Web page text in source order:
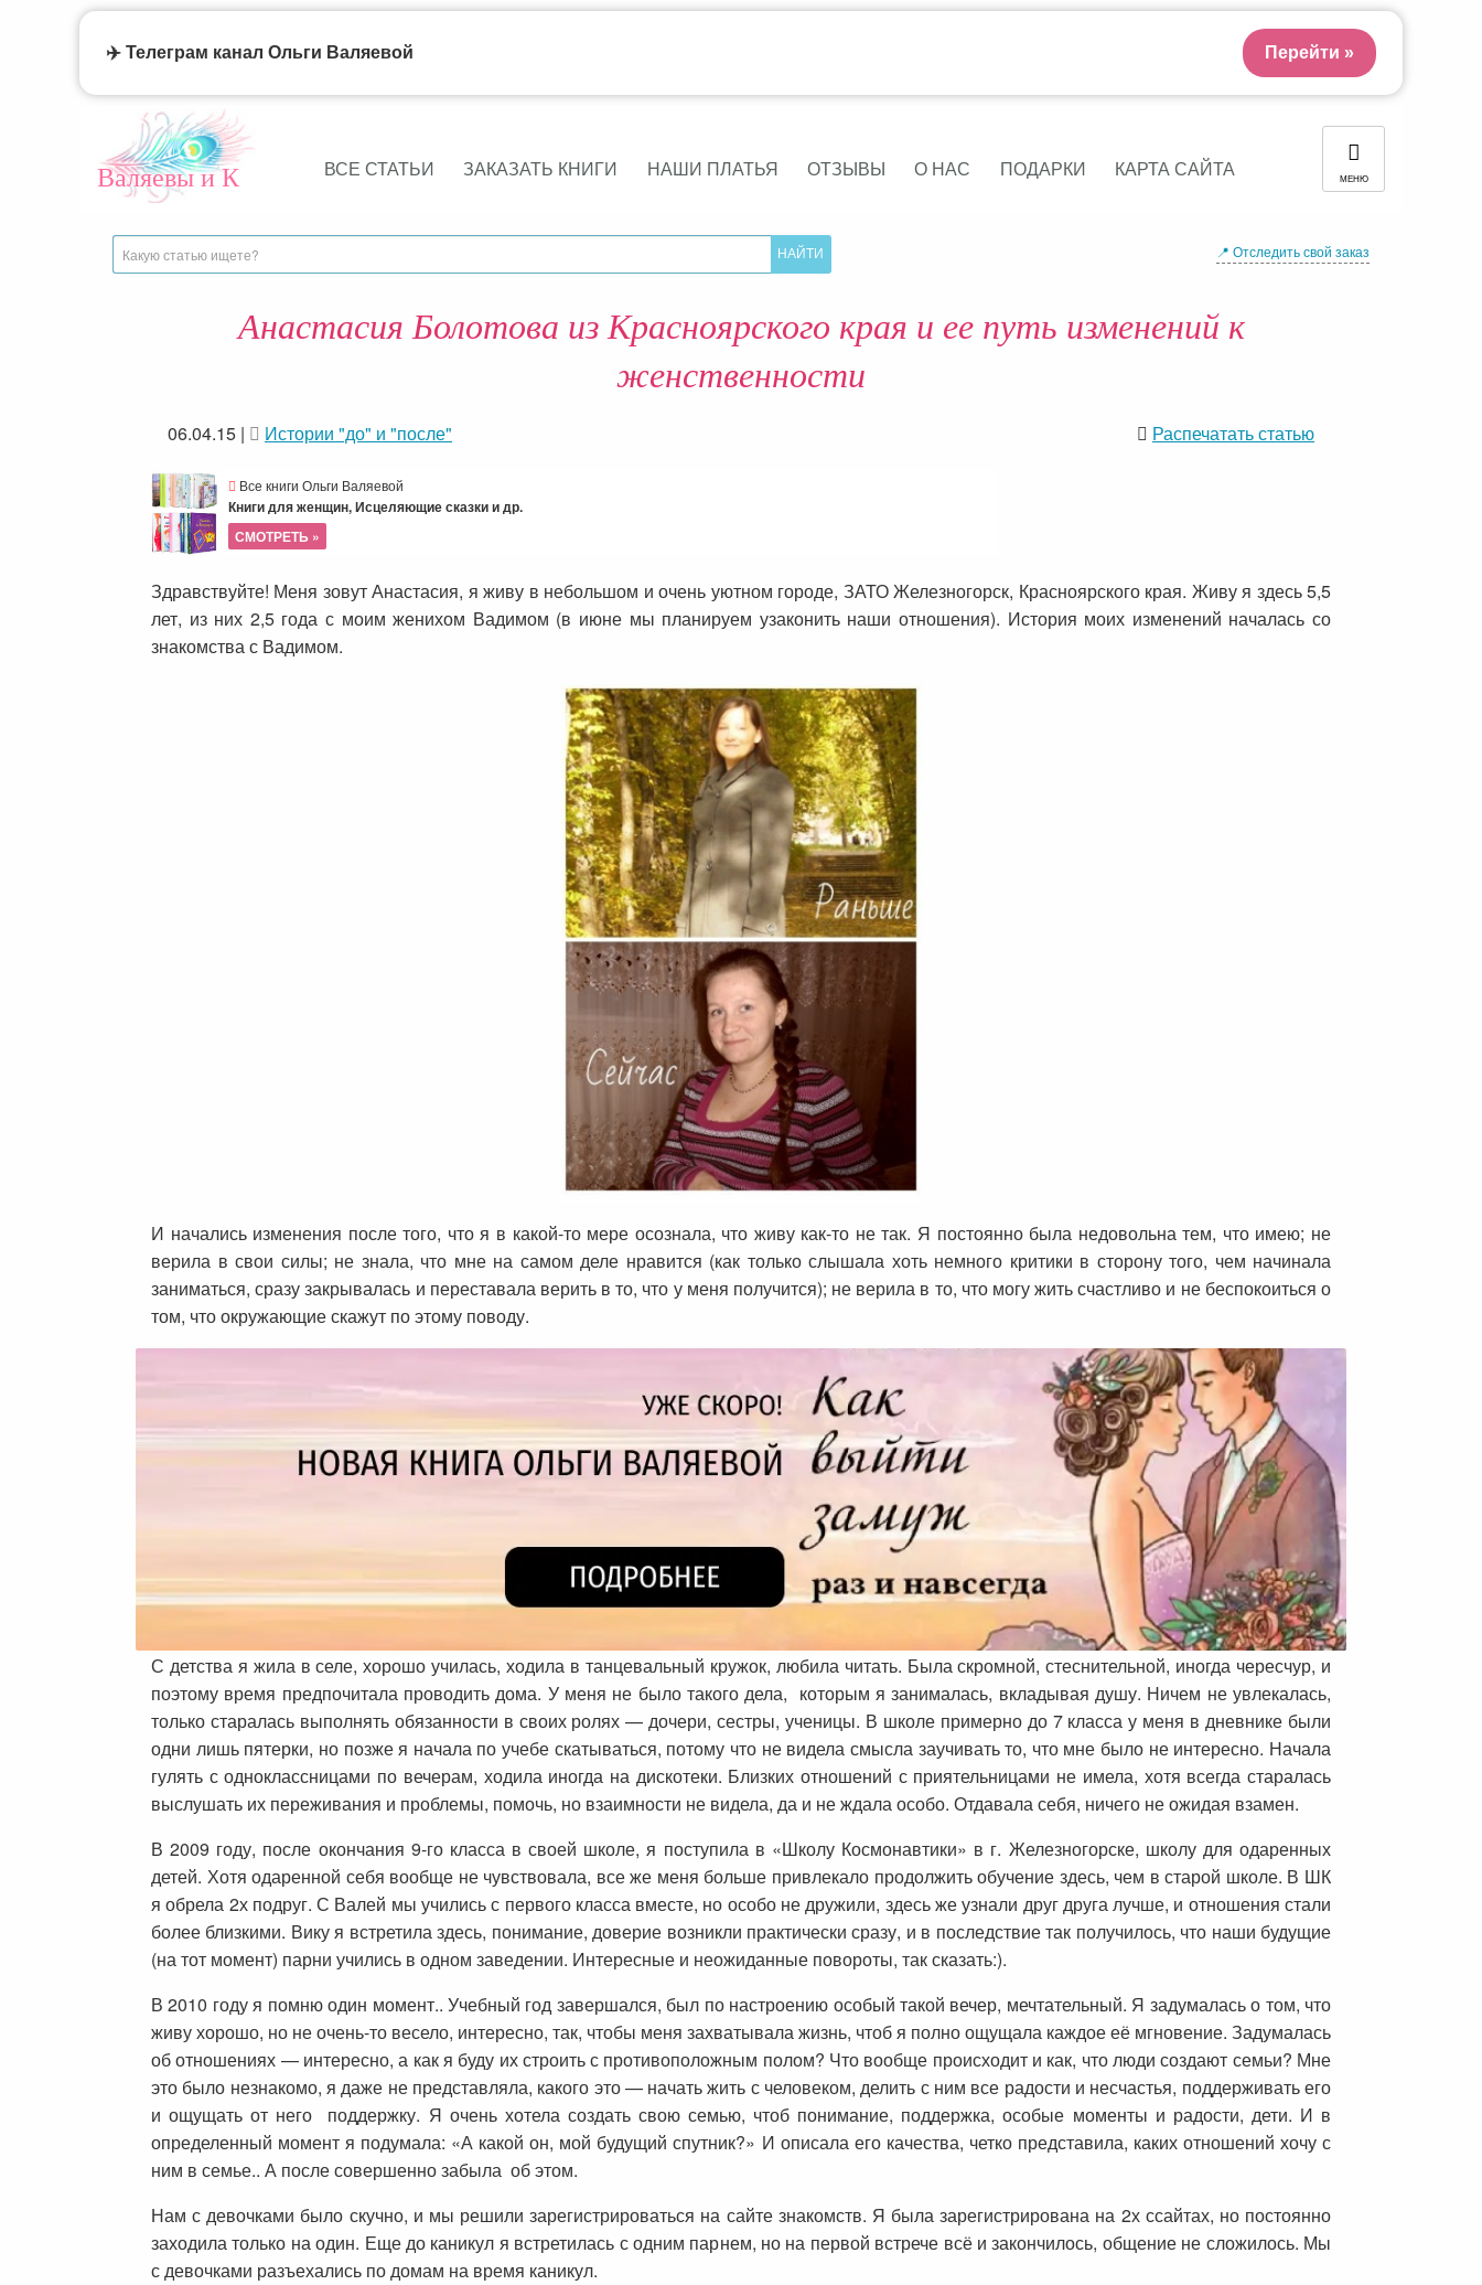
Валяевы и К ВСЕ СТАТЬИ ЗАКАЗАТЬ КНИГИ НАШИ ПЛАТЬЯ ОТЗЫВЫ О НАС ПОДАРКИ КАРТА САЙТА МЕНЮ
📍 Отследить свой заказ
Анастасия Болотова из Красноярского края и ее путь изменений к
женственности
06.04.15 | Истории "до" и "после" Распечатать статью
Все книги Ольги Валяевой
Книги для женщин, Исцеляющие сказки и др.
СМОТРЕТЬ »
Здравствуйте! Меня зовут Анастасия, я живу в небольшом и очень уютном городе, ЗАТО Железногорск, Красноярского края. Живу я здесь 5,5
лет, из них 2,5 года с моим женихом Вадимом (в июне мы планируем узаконить наши отношения). История моих изменений началась со
знакомства с Вадимом.
И начались изменения после того, что я в какой-то мере осознала, что живу как-то не так. Я постоянно была недовольна тем, что имею; не
верила в свои силы; не знала, что мне на самом деле нравится (как только слышала хоть немного критики в сторону того, чем начинала
заниматься, сразу закрывалась и переставала верить в то, что у меня получится); не верила в то, что могу жить счастливо и не беспокоиться о
том, что окружающие скажут по этому поводу.
С детства я жила в селе, хорошо училась, ходила в танцевальный кружок, любила читать. Была скромной, стеснительной, иногда чересчур, и
поэтому время предпочитала проводить дома. У меня не было такого дела, которым я занималась, вкладывая душу. Ничем не увлекалась,
только старалась выполнять обязанности в своих ролях — дочери, сестры, ученицы. В школе примерно до 7 класса у меня в дневнике были
одни лишь пятерки, но позже я начала по учебе скатываться, потому что не видела смысла заучивать то, что мне было не интересно. Начала
гулять с одноклассницами по вечерам, ходила иногда на дискотеки. Близких отношений с приятельницами не имела, хотя всегда старалась
выслушать их переживания и проблемы, помочь, но взаимности не видела, да и не ждала особо. Отдавала себя, ничего не ожидая взамен.
В 2009 году, после окончания 9-го класса в своей школе, я поступила в «Школу Космонавтики» в г. Железногорске, школу для одаренных
детей. Хотя одаренной себя вообще не чувствовала, все же меня больше привлекало продолжить обучение здесь, чем в старой школе. В ШК
я обрела 2х подруг. С Валей мы учились с первого класса вместе, но особо не дружили, здесь же узнали друг друга лучше, и отношения стали
более близкими. Вику я встретила здесь, понимание, доверие возникли практически сразу, и в последствие так получилось, что наши будущие
(на тот момент) парни учились в одном заведении. Интересные и неожиданные повороты, так сказать:).
В 2010 году я помню один момент.. Учебный год завершался, был по настроению особый такой вечер, мечтательный. Я задумалась о том, что
живу хорошо, но не очень-то весело, интересно, так, чтобы меня захватывала жизнь, чтоб я полно ощущала каждое её мгновение. Задумалась
об отношениях — интересно, а как я буду их строить с противоположным полом? Что вообще происходит и как, что люди создают семьи? Мне
это было незнакомо, я даже не представляла, какого это — начать жить с человеком, делить с ним все радости и несчастья, поддерживать его
и ощущать от него поддержку. Я очень хотела создать свою семью, чтоб понимание, поддержка, особые моменты и радости, дети. И в
определенный момент я подумала: «А какой он, мой будущий спутник?» И описала его качества, четко представила, каких отношений хочу с
ним в семье.. А после совершенно забыла об этом.
Нам с девочками было скучно, и мы решили зарегистрироваться на сайте знакомств. Я была зарегистрирована на 2х ссайтах, но постоянно
заходила только на один. Еще до каникул я встретилась с одним парнем, но на первой встрече всё и закончилось, общение не сложилось. Мы
с девочками разъехались по домам на время каникул.
✈️ Телеграм канал Ольги Валяевой Перейти »